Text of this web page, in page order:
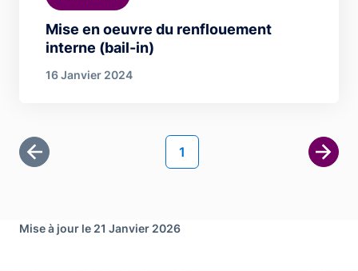
Mise en oeuvre du renflouement
interne (bail-in)
16 Janvier 2024
Première page
Page courante
1
Page
Mise à jour le 21 Janvier 2026